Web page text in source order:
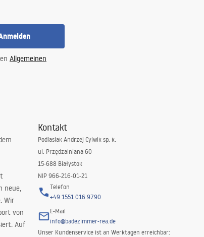
Allgemeinen
neue,
Wir
von
Auf
Kontakt
Podlasiak Andrzej Cylwik sp. k.
ul. Przędzalniana 60
15-688 Białystok
NIP 966-216-01-21
Telefon
+49 1551 016 9790
E-Mail
info@badezimmer-rea.de
Unser Kundenservice ist an Werktagen erreichbar: